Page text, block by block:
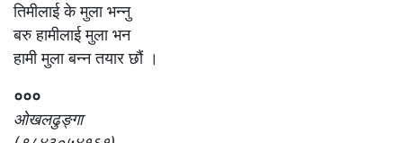
तिमीलाई के मुला भन्नु
बरु हामीलाई मुला भन
हामी मुला बन्न तयार छौं ।
०००
ओखलढुङ्गा